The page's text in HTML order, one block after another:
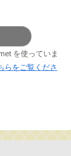
を使っていま
らをご覧くださ